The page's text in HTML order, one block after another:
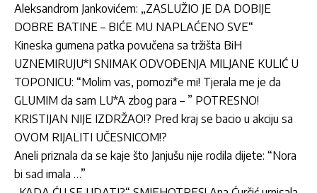
Aleksandrom Jankovićem: „ZASLUŽIO JE DA DOBIJE
DOBRE BATINE – BIĆE MU NAPLAĆENO SVE“
Kineska gumena patka povučena sa tržišta BiH
UZNEMIRUJU*I SNIMAK ODVOĐENJA MILJANE KULIĆ U
TOPONICU: “Molim vas, pomozi*e mi! Tjerala me je da
GLUMIM da sam LU*A zbog para – ” POTRESNO!
KRISTIJAN NIJE IZDRŽAO!? Pred kraj se bacio u akciju sa
OVOM RIJALITI UČESNICOM!?
Aneli priznala da se kaje što Janjušu nije rodila dijete: “Nora
bi sad imala …”